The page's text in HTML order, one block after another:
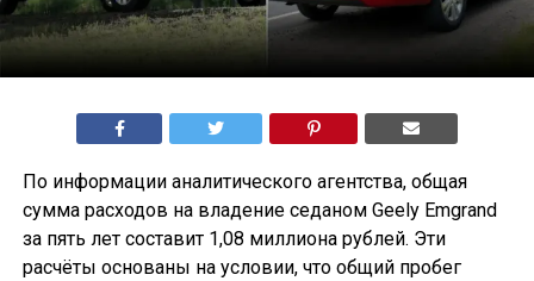
По информации аналитического агентства, общая
сумма расходов на владение седаном Geely Emgrand
за пять лет составит 1,08 миллиона рублей. Эти
расчёты основаны на условии, что общий пробег